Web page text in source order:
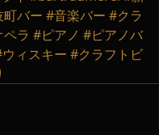
バー #音楽バー #クラ
ラ #ピアノ #ピアノバ
ィスキー #クラフトビ